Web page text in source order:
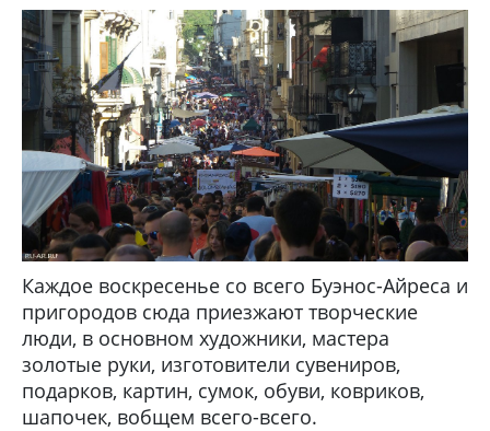
Каждое воскресенье со всего Буэнос-Айреса и
пригородов сюда приезжают творческие
люди, в основном художники, мастера
золотые руки, изготовители сувениров,
подарков, картин, сумок, обуви, ковриков,
шапочек, вобщем всего-всего.